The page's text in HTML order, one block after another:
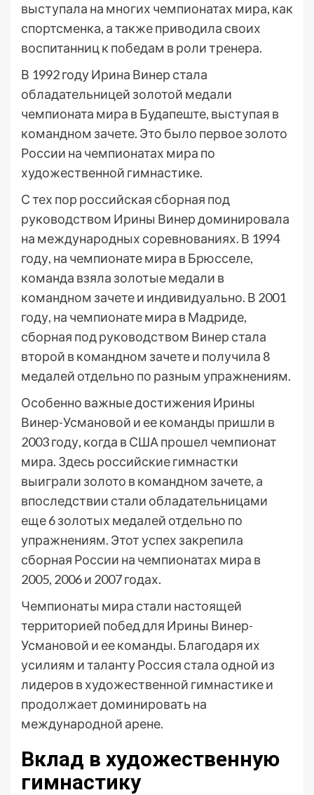
выступала на многих чемпионатах мира, как
спортсменка, а также приводила своих
воспитанниц к победам в роли тренера.
В 1992 году Ирина Винер стала
обладательницей золотой медали
чемпионата мира в Будапеште, выступая в
командном зачете. Это было первое золото
России на чемпионатах мира по
художественной гимнастике.
С тех пор российская сборная под
руководством Ирины Винер доминировала
на международных соревнованиях. В 1994
году, на чемпионате мира в Брюсселе,
команда взяла золотые медали в
командном зачете и индивидуально. В 2001
году, на чемпионате мира в Мадриде,
сборная под руководством Винер стала
второй в командном зачете и получила 8
медалей отдельно по разным упражнениям.
Особенно важные достижения Ирины
Винер-Усмановой и ее команды пришли в
2003 году, когда в США прошел чемпионат
мира. Здесь российские гимнастки
выиграли золото в командном зачете, а
впоследствии стали обладательницами
еще 6 золотых медалей отдельно по
упражнениям. Этот успех закрепила
сборная России на чемпионатах мира в
2005, 2006 и 2007 годах.
Чемпионаты мира стали настоящей
территорией побед для Ирины Винер-
Усмановой и ее команды. Благодаря их
усилиям и таланту Россия стала одной из
лидеров в художественной гимнастике и
продолжает доминировать на
международной арене.
Вклад в художественную
гимнастику